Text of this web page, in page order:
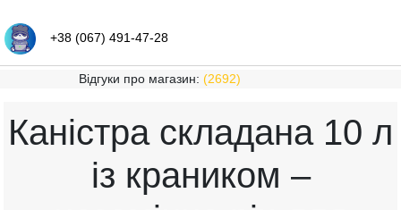
+38 (067) 491-47-28
Відгуки про магазин: (2692)
Каністра складана 10 л
із краником –